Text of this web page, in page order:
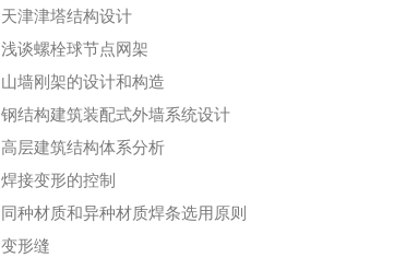
天津津塔结构设计
浅谈螺栓球节点网架
山墙刚架的设计和构造
钢结构建筑装配式外墙系统设计
高层建筑结构体系分析
焊接变形的控制
同种材质和异种材质焊条选用原则
变形缝